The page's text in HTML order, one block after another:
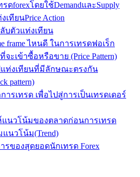
ดforexโดยใช้DemandและSupply
ทียนPrice Action
บตัวแท่งเทียน
frame ไหนดี ในการเทรดฟอเร็ก
ะเข้าซื้อหรือขาย (Price Pattern)
ท่งเทียนที่มีลักษณะตรงกัน
pattern)
ารเทรด เพื่อไปสู่การเป็นเทรดเดอร์
แนวโน้มของตลาดก่อนการเทรด
แนวโน้ม(Trend)
รของสุดยอดนักเทรด Forex